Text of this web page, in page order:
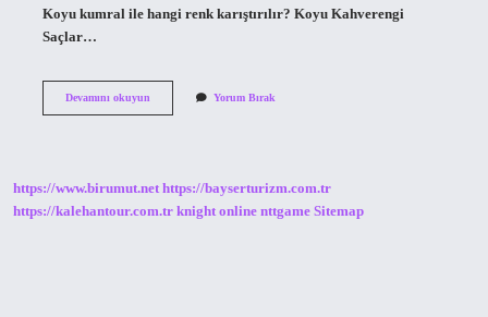
Koyu kumral ile hangi renk karıştırılır? Koyu Kahverengi
Saçlar…
Devamını okuyunLoreal
Yorum Bırak
https://www.birumut.net https://bayserturizm.com.tr
https://kalehantour.com.tr knight online nttgame Sitemap